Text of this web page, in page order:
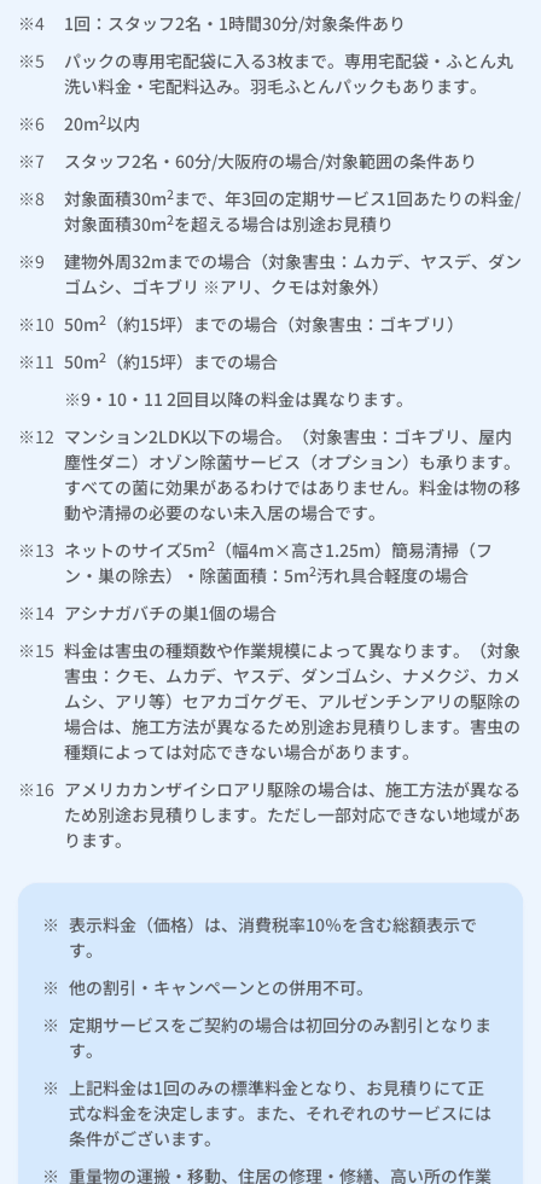
※4
1回：スタッフ2名・1時間30分/対象条件あり
※5
パックの専用宅配袋に入る3枚まで。専用宅配袋・ふとん丸
洗い料金・宅配料込み。羽毛ふとんパックもあります。
※6
20m2以内
※7
スタッフ2名・60分/大阪府の場合/対象範囲の条件あり
※8
対象面積30m2まで、年3回の定期サービス1回あたりの料金/
対象面積30m2を超える場合は別途お見積り
※9
建物外周32mまでの場合（対象害虫：ムカデ、ヤスデ、ダン
ゴムシ、ゴキブリ ※アリ、クモは対象外）
※10 50m2 （約15坪）までの場合（対象害虫：ゴキブリ）
※11 50m2 （約15坪）までの場合
※9・10・11 2回目以降の料金は異なります。
※12 マンション2LDK以下の場合。（対象害虫：ゴキブリ、屋内
塵性ダニ）オゾン除菌サービス（オプション）も承ります。
すべての菌に効果があるわけではありません。料金は物の移
動や清掃の必要のない未入居の場合です。
※13 ネットのサイズ5m2 （幅4m×高さ1.25m）簡易清掃（フ
ン・巣の除去）・除菌面積：5m2汚れ具合軽度の場合
※14 アシナガバチの巣1個の場合
※15 料金は害虫の種類数や作業規模によって異なります。（対象
害虫：クモ、ムカデ、ヤスデ、ダンゴムシ、ナメクジ、カメ
ムシ、アリ等）セアカゴケグモ、アルゼンチンアリの駆除の
場合は、施工方法が異なるため別途お見積りします。害虫の
種類によっては対応できない場合があります。
※16 アメリカカンザイシロアリ駆除の場合は、施工方法が異なる
ため別途お見積りします。ただし一部対応できない地域があ
ります。
※ 表示料金（価格）は、消費税率10％を含む総額表示で
す。
※ 他の割引・キャンペーンとの併用不可。
※ 定期サービスをご契約の場合は初回分のみ割引となりま
す。
※ 上記料金は1回のみの標準料金となり、お見積りにて正
式な料金を決定します。また、それぞれのサービスには
条件がございます。
※ 重量物の運搬・移動、住居の修理・修繕、高い所の作業